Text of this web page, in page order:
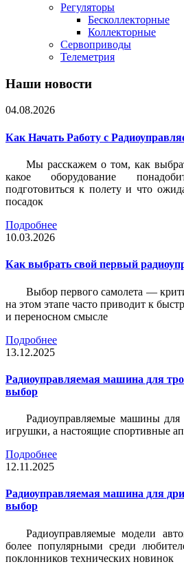
Регуляторы
Бесколлекторные
Коллекторные
Сервоприводы
Телеметрия
Наши новости
04.08.2026
Как Начать Работу с
Мы расскажем о том, как
какое оборудование
подготовиться к полету и что
посадок
Подробнее
10.03.2026
Как выбрать свой первый
Выбор первого самолета —
на этом этапе часто приводит к
и переносном смысле
Подробнее
13.12.2025
Радиоуправляемая машина для
выбор
Радиоуправляемые машины
игрушки, а настоящие спортивные
Подробнее
12.11.2025
Радиоуправляемая машина для
выбор
Радиоуправляемые модели
более популярными среди
поклонников технических новинок